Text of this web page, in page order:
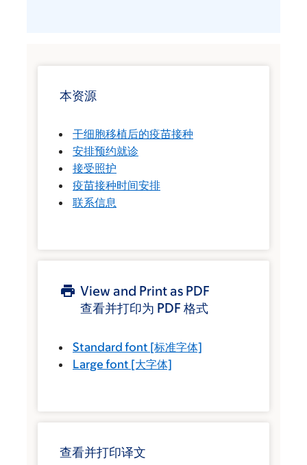
本资源
干细胞移植后的疫苗接种
安排预约就诊
接受照护
疫苗接种时间安排
联系信息
View and Print as PDF
查看并打印为 PDF 格式
Standard font [标准字体]
Large font [大字体]
查看并打印译文